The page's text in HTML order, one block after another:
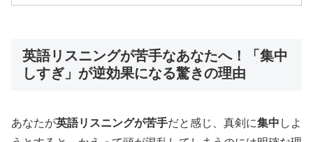
英語リスニングが苦手なあなたへ！「集中
しすぎ」が逆効果になる驚きの理由
あなたが英語リスニングが苦手だと感じ、真剣に集中 しよ